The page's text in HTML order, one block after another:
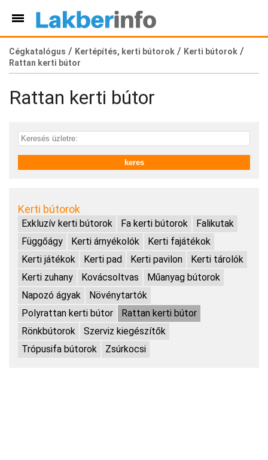
Cégkatalógus / Kertépítés, kerti bútorok / Kerti bútorok /
Rattan kerti bútor
Rattan kerti bútor
Kerti bútorok
Exkluzív kerti bútorok Fa kerti bútorok
Falikutak
Függőágy
Kerti árnyékolók
Kerti fajátékok
Kerti játékok
Kerti pad Kerti pavilon
Kerti tárolók
Kerti zuhany
Kovácsoltvas
Műanyag bútorok
Napozó ágyak
Növénytartók
Polyrattan kerti bútor
Rattan kerti bútor
Rönkbútorok
Szerviz kiegészítők
Trópusifa bútorok
Zsúrkocsi